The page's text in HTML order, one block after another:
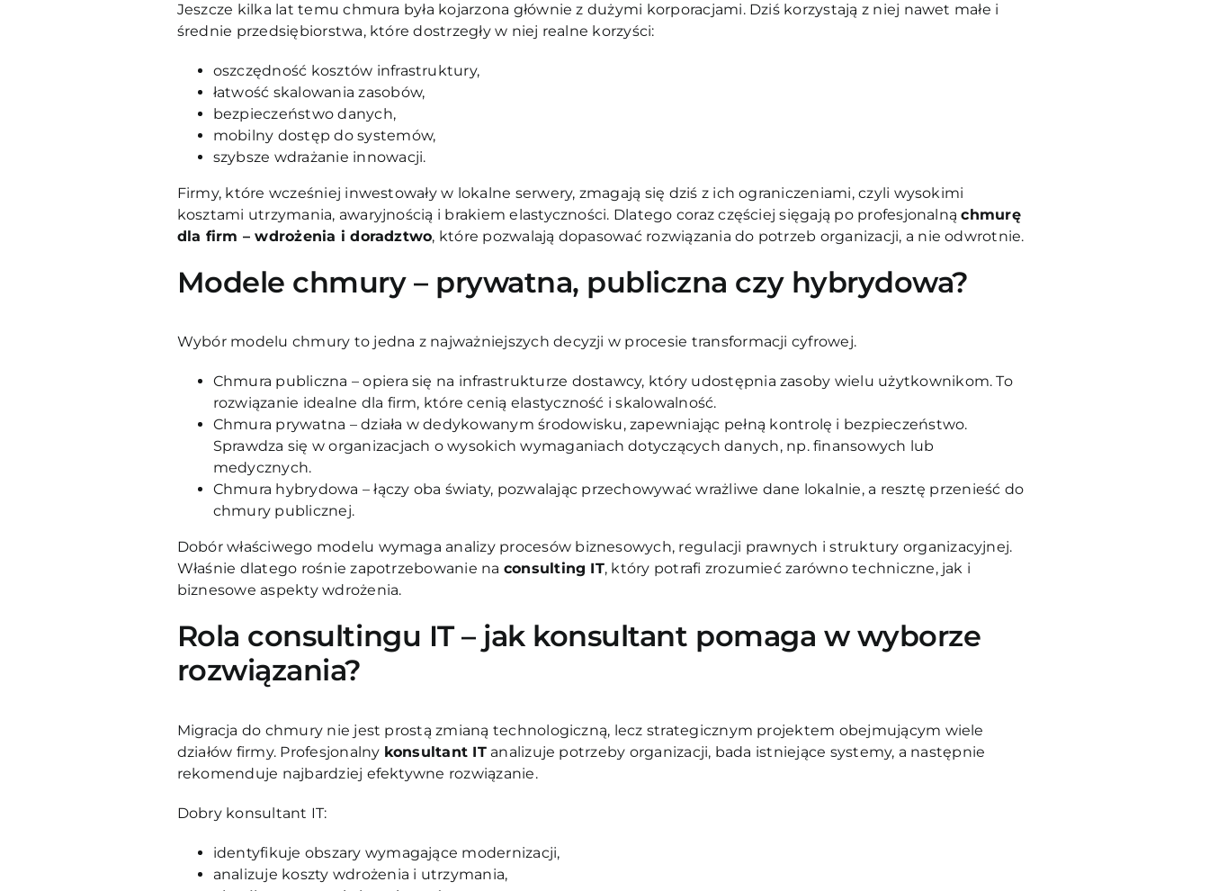
Jeszcze kilka lat temu chmura była kojarzona głównie z dużymi korporacjami. Dziś korzystają z niej nawet małe i
średnie przedsiębiorstwa, które dostrzegły w niej realne korzyści:
oszczędność kosztów infrastruktury,
łatwość skalowania zasobów,
bezpieczeństwo danych,
mobilny dostęp do systemów,
szybsze wdrażanie innowacji.
Firmy, które wcześniej inwestowały w lokalne serwery, zmagają się dziś z ich ograniczeniami, czyli wysokimi
kosztami utrzymania, awaryjnością i brakiem elastyczności. Dlatego coraz częściej sięgają po profesjonalnąchmurę
dla firm – wdrożenia i doradztwo, które pozwalają dopasować rozwiązania do potrzeb organizacji, a nie odwrotnie.
Modele chmury – prywatna, publiczna czy hybrydowa?
Wybór modelu chmury to jedna z najważniejszych decyzji w procesie transformacji cyfrowej.
Chmura publiczna – opiera się na infrastrukturze dostawcy, który udostępnia zasoby wielu użytkownikom. To
rozwiązanie idealne dla firm, które cenią elastyczność i skalowalność.
Chmura prywatna – działa w dedykowanym środowisku, zapewniając pełną kontrolę i bezpieczeństwo.
Sprawdza się w organizacjach o wysokich wymaganiach dotyczących danych, np. finansowych lub
medycznych.
Chmura hybrydowa – łączy oba światy, pozwalając przechowywać wrażliwe dane lokalnie, a resztę przenieść do
chmury publicznej.
Dobór właściwego modelu wymaga analizy procesów biznesowych, regulacji prawnych i struktury organizacyjnej.
Właśnie dlatego rośnie zapotrzebowanie na consulting IT, który potrafi zrozumieć zarówno techniczne, jak i
biznesowe aspekty wdrożenia.
Rola consultingu IT – jak konsultant pomaga w wyborze
rozwiązania?
Migracja do chmury nie jest prostą zmianą technologiczną, lecz strategicznym projektem obejmującym wiele
działów firmy. Profesjonalny konsultant ITanalizuje potrzeby organizacji, bada istniejące systemy, a następnie
rekomenduje najbardziej efektywne rozwiązanie.
Dobry konsultant IT:
identyfikuje obszary wymagające modernizacji,
analizuje koszty wdrożenia i utrzymania,